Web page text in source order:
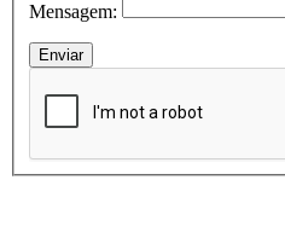
Mensagem: